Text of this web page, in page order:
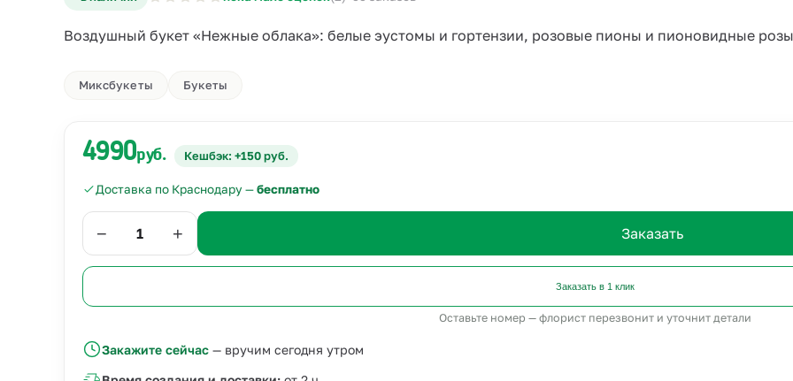
Воздушный букет «Нежные облака»: белые эустомы и гортензии, розовые пионы и пионовидные
Миксбукеты Букеты
4990руб. Кешбэк: +150 руб.
Доставка по Краснодару —бесплатно
− + Заказать
Заказать в 1 клик
Оставьте номер — флорист перезвонит и уточнит детали
Закажите сейчас — вручим сегодня утром